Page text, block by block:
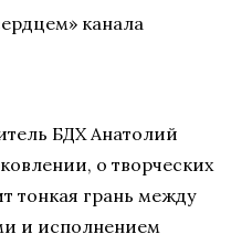
канала
БДХ Анатолий
о творческих
тонкая грань между
и исполнением